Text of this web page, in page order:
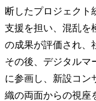
断したプロジェクト
支援を担い、混乱を
の成果が評価され、
その後、デジタルマ
に参画し、新設コン
織の両面からの視座